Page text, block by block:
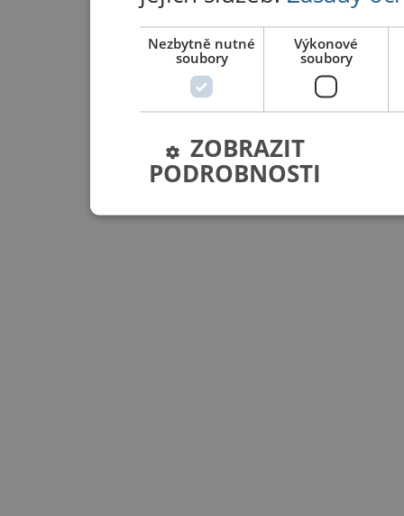
Nezbytně nutné
soubory
Výkonové
soubory
ZOBRAZIT
PODROBNOSTI